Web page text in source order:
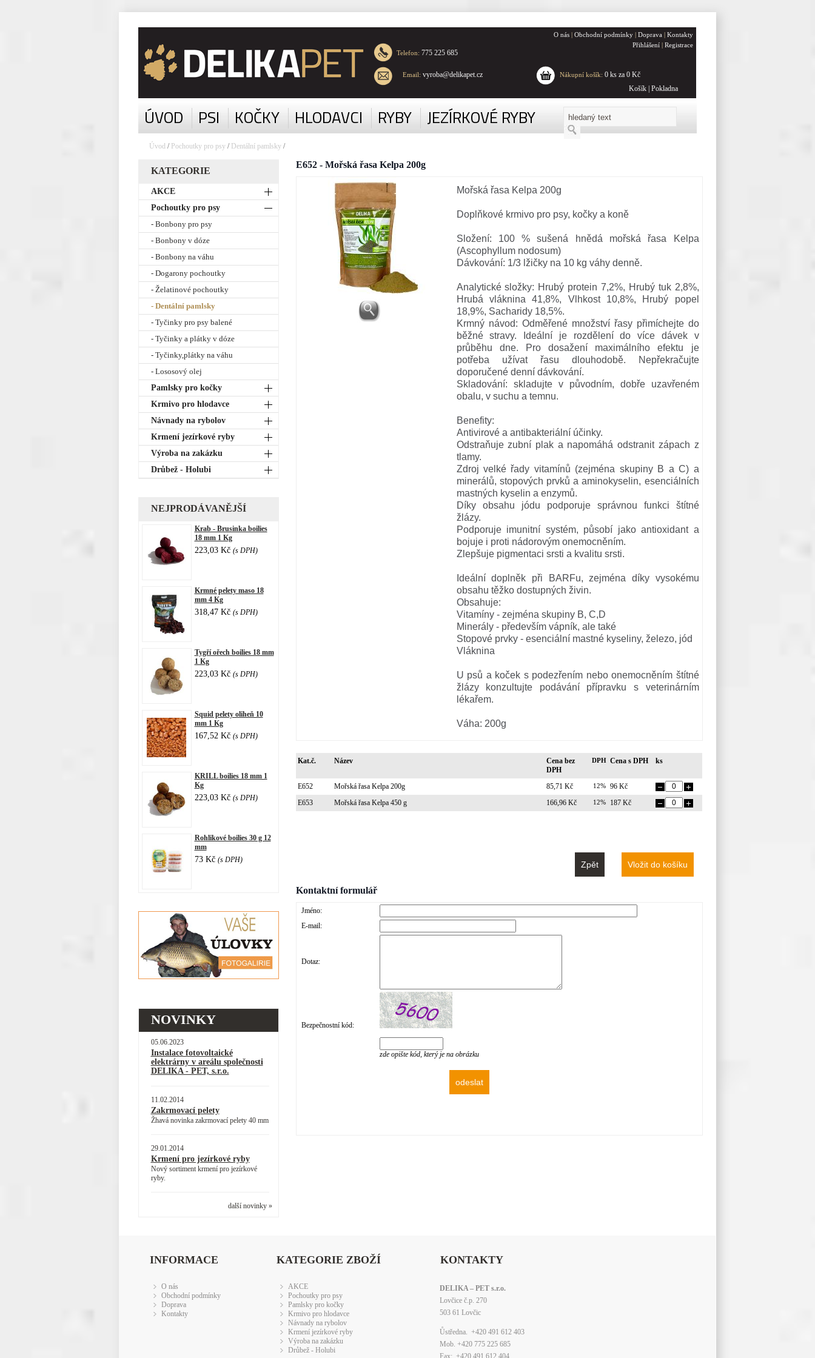
Telefon: 775 225 685
Email: vyroba@delikapet.cz
O nás | Obchodní podmínky | Doprava | Kontakty
Přihlášení | Registrace
Nákupní košík: 0 ks za 0 Kč
Košík
Pokladna
ÚVOD PSI KOČKY HLODAVCI RYBY JEZÍRKOVÉ RYBY
Úvod / Pochoutky pro psy / Dentální pamlsky/
KATEGORIE
AKCE
Pochoutky pro psy
- Bonbony pro psy
- Bonbony v dóze
- Bonbony na váhu
- Dogarony pochoutky
- Želatinové pochoutky
- Dentální pamlsky
- Tyčinky pro psy balené
- Tyčinky a plátky v dóze
- Tyčinky,plátky na váhu
- Lososový olej
Pamlsky pro kočky
Krmivo pro hlodavce
Návnady na rybolov
Krmení jezírkové ryby
Výroba na zakázku
Drůbež - Holubi
NEJPRODÁVANĚJŠÍ
Krab - Brusinka boilies
18 mm 1 Kg
223,03 Kč (s DPH)
Krmné pelety maso 18
mm 4 Kg
318,47 Kč (s DPH)
Tygří ořech boilies 18 mm
1 Kg
223,03 Kč (s DPH)
Squid pelety oliheň 10
mm 1 Kg
167,52 Kč (s DPH)
KRILL boilies 18 mm 1
Kg
223,03 Kč (s DPH)
Rohlikové boilies 30 g 12
mm
73 Kč (s DPH)
NOVINKY
05.06.2023
Instalace fotovoltaické
elektrárny v areálu společnosti
DELIKA - PET, s.r.o.
11.02.2014
Zakrmovací pelety
Žhavá novinka zakrmovací pelety 40 mm
29.01.2014
Krmení pro jezírkové ryby
Nový sortiment krmení pro jezírkové
ryby.
další novinky »
E652 - Mořská řasa Kelpa 200g
Mořská řasa Kelpa 200g
Doplňkové krmivo pro psy, kočky a koně
Složení: 100 % sušená hnědá mořská řasa Kelpa
(Ascophyllum nodosum)
Dávkování: 1/3 lžičky na 10 kg váhy denně.
Analytické složky: Hrubý protein 7,2%, Hrubý tuk 2,8%,
Hrubá vláknina 41,8%, Vlhkost 10,8%, Hrubý popel
18,9%, Sacharidy 18,5%.
Krmný návod: Odměřené množství řasy přimíchejte do
běžné stravy. Ideální je rozdělení do více dávek v
průběhu dne. Pro dosažení maximálního efektu je
potřeba užívat řasu dlouhodobě. Nepřekračujte
doporučené denní dávkování.
Skladování: skladujte v původním, dobře uzavřeném
obalu, v suchu a temnu.
Benefity:
Antivirové a antibakteriální účinky.
Odstraňuje zubní plak a napomáhá odstranit zápach z
tlamy.
Zdroj velké řady vitamínů (zejména skupiny B a C) a
minerálů, stopových prvků a aminokyselin, esenciálních
mastných kyselin a enzymů.
Díky obsahu jódu podporuje správnou funkci štítné
žlázy.
Podporuje imunitní systém, působí jako antioxidant a
bojuje i proti nádorovým onemocněním.
Zlepšuje pigmentaci srsti a kvalitu srsti.
Ideální doplněk při BARFu, zejména díky vysokému
obsahu těžko dostupných živin.
Obsahuje:
Vitamíny - zejména skupiny B, C,D
Minerály - především vápník, ale také
Stopové prvky - esenciální mastné kyseliny, železo, jód
Vláknina
U psů a koček s podezřením nebo onemocněním štítné
žlázy konzultujte podávání přípravku s veterinárním
lékařem.
Váha: 200g
Kat.č. Název
Cena bez
DPH
DPH Cena s DPH ks
E652 Mořská řasa Kelpa 200g 85,71 Kč 12%
96 Kč
E653
Mořská řasa Kelpa 450 g 166,96 Kč 12% 187 Kč
Kontaktní formulář
Jméno:
E-mail:
Dotaz:
Bezpečnostní kód:
zde opište kód, který je na obrázku
INFORMACE
O nás
Obchodní podmínky
Doprava
Kontakty
KATEGORIE ZBOŽÍ
AKCE
Pochoutky pro psy
Pamlsky pro kočky
Krmivo pro hlodavce
Návnady na rybolov
Krmení jezírkové ryby
Výroba na zakázku
Drůbež - Holubi
KONTAKTY
DELIKA – PET s.r.o.
Lovčice č.p. 270
503 61 Lovčic
Ůstředna. +420 491 612 403
Mob. +420 775 225 685
Fax: +420 491 612 404